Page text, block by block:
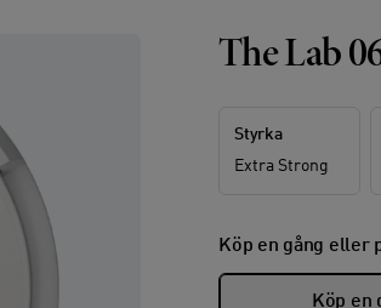
The Lab
Styrka
Extra Strong
Köp en gång eller
Köp en